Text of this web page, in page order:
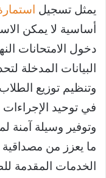
يمثل تسجيل
أساسية لا يمكن
دخول الامتحانات
البيانات المدخلة
وتنظيم توزيع
في توحيد
وتوفير وسيلة آمنة
ما يعزز من مصداقية
الخدمات المقدمة